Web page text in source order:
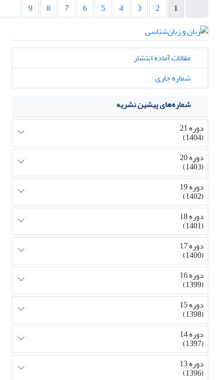
1
2
3
4
5
6
7
8
9
مقالات آماده انتشار
شماره جاری
شماره‌های پیشین نشریه
دوره 21
(1404)
دوره 20
(1403)
دوره 19
(1402)
دوره 18
(1401)
دوره 17
(1400)
دوره 16
(1399)
دوره 15
(1398)
دوره 14
(1397)
دوره 13
(1396)